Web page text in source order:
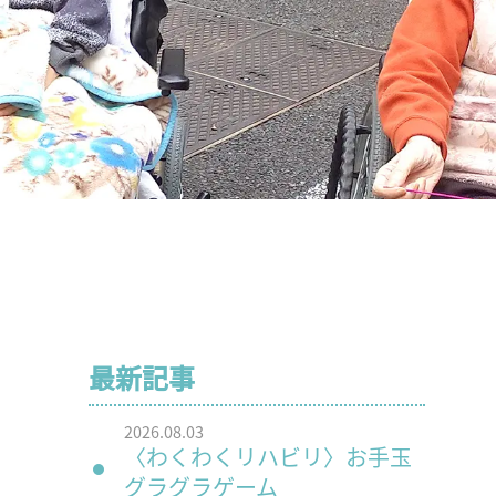
最新記事
2026.08.03
〈わくわくリハビリ〉お手玉
グラグラゲーム